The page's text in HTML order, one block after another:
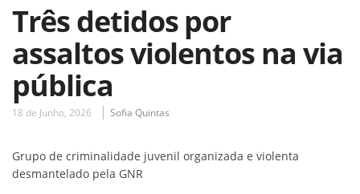
Três detidos por
assaltos violentos na via
pública
18 de Junho, 2026 Sofia Quintas
Grupo de criminalidade juvenil organizada e violenta
desmantelado pela GNR